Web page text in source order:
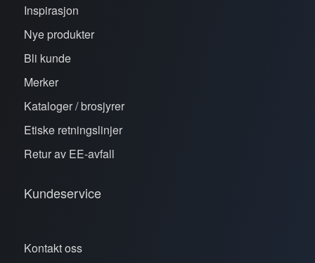
Inspirasjon
Nye produkter
Bli kunde
Merker
Kataloger / brosjyrer
Etiske retningslinjer
Retur av EE-avfall
Kundeservice
Kontakt oss